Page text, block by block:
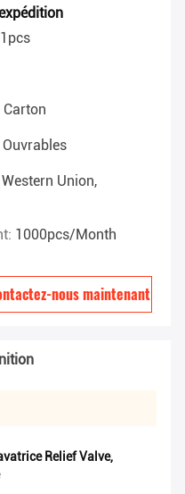
1pcs
Carton
Union,
1000pcs/month
nous maintenant
Relief Valve,